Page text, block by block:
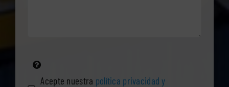
Acepte nuestra política privacidad y